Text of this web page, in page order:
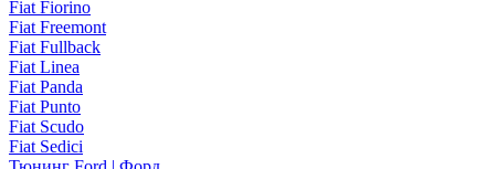
Fiat Fiorino
Fiat Freemont
Fiat Fullback
Fiat Linea
Fiat Panda
Fiat Punto
Fiat Scudo
Fiat Sedici